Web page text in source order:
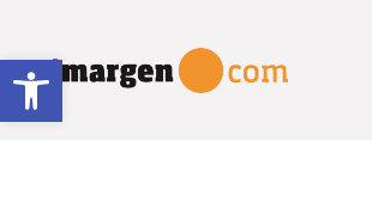
Abrir barra de herramientas